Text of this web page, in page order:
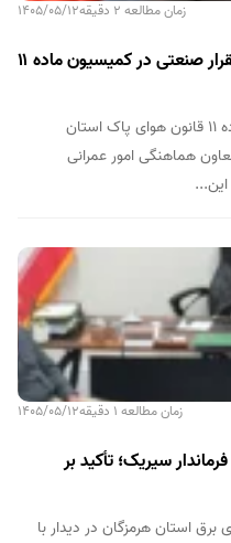
زمان مطالعه 2 دقیقه 1405/05/12
تصمیم‌گیری درباره ۱۰ درخواست استقرار صنعتی در کمیسیون ماده ۱۱
هرمزگان من- سومین جلسه کمیسیون ماده ۱۱ قانون هوای پاک استان
هماهنگی امور عمرانی
زمان مطالعه 1 دقیقه 1405/05/12
سیریک؛ تأکید بر
استان هرمزگان در دیدار با